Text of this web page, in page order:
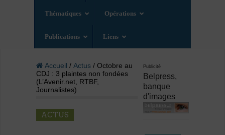
Thématiques Opérations
Publications Liens
Accueil / Actus/ Octobre au
CDJ : 3 plaintes non fondées
(L’Avenir.net, RTBF,
Journalistes)
ACTUS
Publicité
Belpress,
banque
d'images